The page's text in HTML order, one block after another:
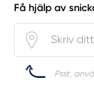
Få hjälp av
Psst,